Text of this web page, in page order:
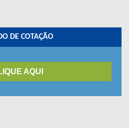
DE COTAÇÃO
AQUI